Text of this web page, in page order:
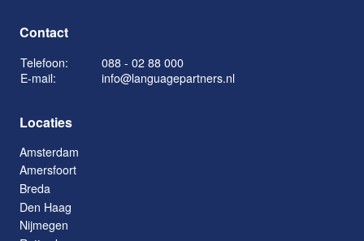
Contact
Telefoon:
088 - 02 88 000
E-mail:
info@languagepartners.nl
Locaties
Amsterdam
Amersfoort
Breda
Den Haag
Nijmegen